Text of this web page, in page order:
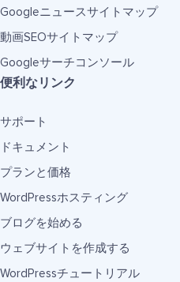
Googleニュースサイトマップ
動画SEOサイトマップ
Googleサーチコンソール
便利なリンク
サポート
ドキュメント
プランと価格
WordPressホスティング
ブログを始める
ウェブサイトを作成する
WordPressチュートリアル